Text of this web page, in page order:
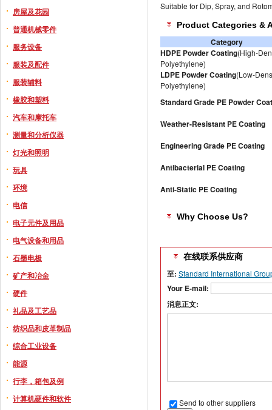
房屋及花园
普通机械零件
服务设备
服装及配件
服装辅料
橡胶和塑料
汽车和摩托车
测量和分析仪器
灯光和照明
玩具
环境
电信
电子元件及用品
电气设备和用品
石墨电极
矿产和冶金
硬件
礼品及工艺品
纺织品和皮革制品
综合工业设备
能源
行李，箱包及例
计算机硬件和软件
Suitable for Dip, Spray, and
Product Categories &
Category
HDPE Powder Coating(High-
Polyethylene)
LDPE Powder Coating(Low-
Polyethylene)
Standard Grade PE Powder
Weather-Resistant PE Coating
Engineering Grade PE Coating
Antibacterial PE Coating
Anti-Static PE Coating
Why Choose Us?
在线联系供应商
至: Standard International
Your E-mail:
消息正文:
Send to other suppliers